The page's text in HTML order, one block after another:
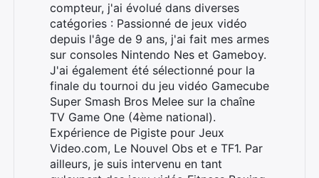
compteur, j'ai évolué dans diverses
catégories : Passionné de jeux vidéo
depuis l'âge de 9 ans, j'ai fait mes armes
sur consoles Nintendo Nes et Gameboy.
J'ai également été sélectionné pour la
finale du tournoi du jeu vidéo Gamecube
Super Smash Bros Melee sur la chaîne
TV Game One (4ème national).
Expérience de Pigiste pour Jeux
Video.com, Le Nouvel Obs et e TF1. Par
ailleurs, je suis intervenu en tant